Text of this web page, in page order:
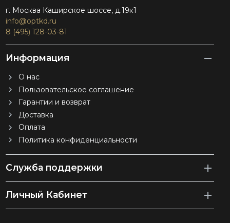
г. Москва Каширское шоссе, д.19к1
info@optkd.ru
8 (495) 128-03-81
Информация
О нас
Пользовательское соглашение
Гарантии и возврат
Доставка
Оплата
Политика конфиденциальности
Служба поддержки
Личный Кабинет